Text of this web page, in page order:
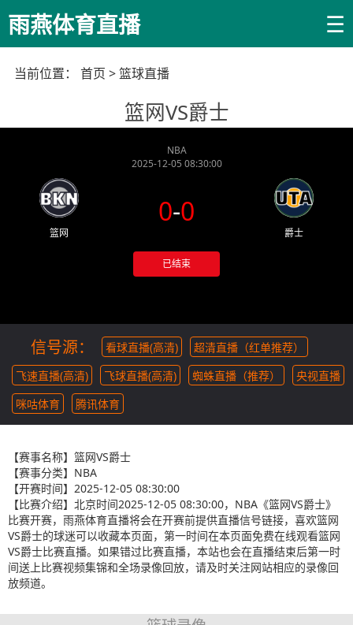
雨燕体育直播 ☰
当前位置： 首页 >篮球直播
篮网VS爵士
NBA
2025-12-05 08:30:00
篮网
0-0
已结束
爵士
信号源： 看球直播(高清)
超清直播（红单推荐）
飞速直播(高清)
飞球直播(高清) 蜘蛛直播（推荐）
央视直播
咪咕体育
腾讯体育
【赛事名称】 篮网VS爵士
【赛事分类】 NBA
【开赛时间】 2025-12-05 08:30:00
【比赛介绍】 北京时间2025-12-05 08:30:00，NBA《篮网VS爵士》
比赛开赛，雨燕体育直播将会在开赛前提供直播信号链接，喜欢篮网
VS爵士的球迷可以收藏本页面，第一时间在本页面免费在线观看篮网
VS爵士比赛直播。如果错过比赛直播，本站也会在直播结束后第一时
间送上比赛视频集锦和全场录像回放，请及时关注网站相应的录像回
放频道。